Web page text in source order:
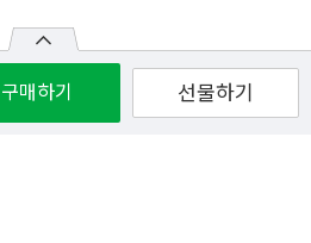
구매하기 선물하기